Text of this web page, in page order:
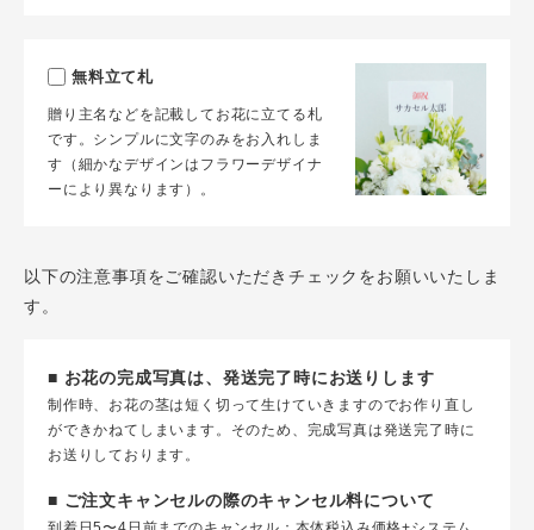
無料立て札
贈り主名などを記載してお花に立てる札
です。シンプルに文字のみをお入れしま
す（細かなデザインはフラワーデザイナ
ーにより異なります）。
以下の注意事項をご確認いただきチェックをお願いいたしま
す。
■ お花の完成写真は、発送完了時にお送りします
制作時、お花の茎は短く切って生けていきますのでお作り直し
ができかねてしまいます。そのため、完成写真は発送完了時に
お送りしております。
■ ご注文キャンセルの際のキャンセル料について